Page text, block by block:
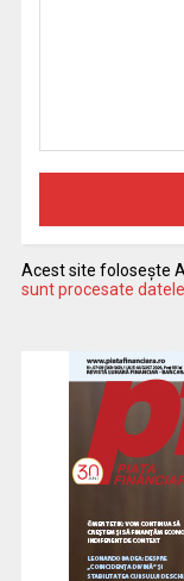
Acest site folosește
sunt procesate